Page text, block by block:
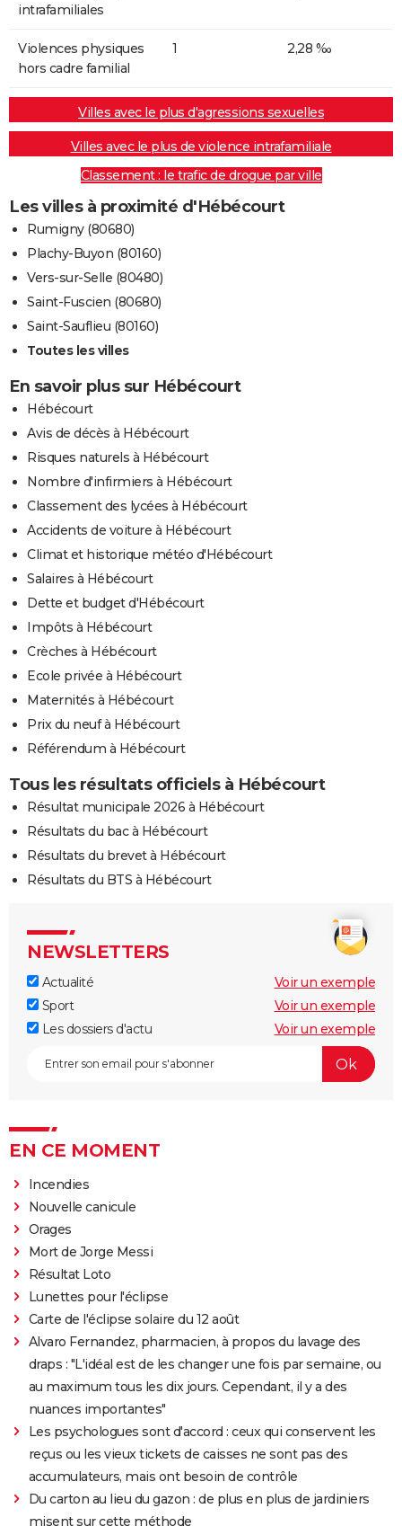
intrafamiliales
Violences physiques
hors cadre familial
1 2,28 ‰
Villes avec le plus d'agressions sexuelles
Villes avec le plus de violence intrafamiliale
Classement : le trafic de drogue par ville
Les villes à proximité d'Hébécourt
Rumigny (80680)
Plachy-Buyon (80160)
Vers-sur-Selle (80480)
Saint-Fuscien (80680)
Saint-Sauflieu (80160)
Toutes les villes
En savoir plus sur Hébécourt
Hébécourt
Avis de décès à Hébécourt
Risques naturels à Hébécourt
Nombre d'infirmiers à Hébécourt
Classement des lycées à Hébécourt
Accidents de voiture à Hébécourt
Climat et historique météo d'Hébécourt
Salaires à Hébécourt
Dette et budget d'Hébécourt
Impôts à Hébécourt
Crèches à Hébécourt
Ecole privée à Hébécourt
Maternités à Hébécourt
Prix du neuf à Hébécourt
Référendum à Hébécourt
Tous les résultats officiels à Hébécourt
Résultat municipale 2026 à Hébécourt
Résultats du bac à Hébécourt
Résultats du brevet à Hébécourt
Résultats du BTS à Hébécourt
NEWSLETTERS
Actualité
Voir un exemple
Sport
Voir un exemple
Les dossiers d'actu
Voir un exemple
EN CE MOMENT
Incendies
Nouvelle canicule
Orages
Mort de Jorge Messi
Résultat Loto
Lunettes pour l'éclipse
Carte de l'éclipse solaire du 12 août
Alvaro Fernandez, pharmacien, à propos du lavage des
draps : "L'idéal est de les changer une fois par semaine, ou
au maximum tous les dix jours. Cependant, il y a des
nuances importantes"
Les psychologues sont d'accord : ceux qui conservent les
reçus ou les vieux tickets de caisses ne sont pas des
accumulateurs, mais ont besoin de contrôle
Du carton au lieu du gazon : de plus en plus de jardiniers
misent sur cette méthode